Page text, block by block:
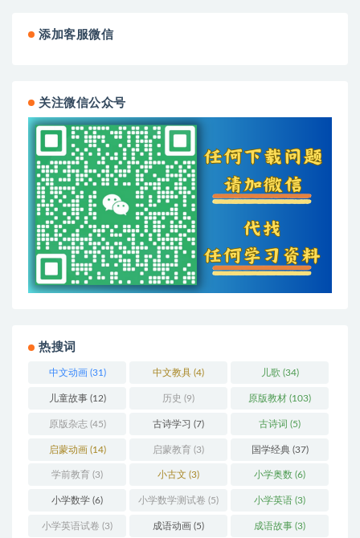
添加客服微信
关注微信公众号
热搜词
中文动画 (31) 中文教具 (4) 儿歌 (34)
儿童故事(12) 历史 (9) 原版教材 (103)
原版杂志(45) 古诗学习 (7) 古诗词 (5)
启蒙动画(14) 启蒙教育 (3) 国学经典(37)
学前教育 (3) 小古文 (3) 小学奥数 (6)
小学数学 (6) 小学数学测试卷 (5) 小学英语 (3)
小学英语试卷 (3) 成语动画 (5) 成语故事 (3)